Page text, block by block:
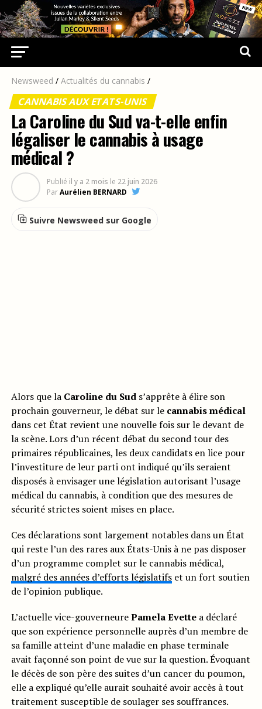
Newsweed / Actualités du cannabis /
CANNABIS AUX ETATS-UNIS
La Caroline du Sud va-t-elle enfin
légaliser le cannabis à usage
médical ?
Publié il y a 2 mois le 22 juin 2026
ParAurélien BERNARD
Suivre Newsweed sur Google
Alors que la Caroline du Suds’apprête à élire son
prochain gouverneur, le débat sur le cannabis médical
dans cet État revient une nouvelle fois sur le devant de
la scène. Lors d’un récent débat du second tour des
primaires républicaines, les deux candidats en lice pour
l’investiture de leur parti ont indiqué qu’ils seraient
disposés à envisager une législation autorisant l’usage
médical du cannabis, à condition que des mesures de
sécurité strictes soient mises en place.
Ces déclarations sont largement notables dans un État
qui reste l’un des rares aux États-Unis à ne pas disposer
d’un programme complet sur le cannabis médical,
malgré des années d’efforts législatifset un fort soutien
de l’opinion publique.
L’actuelle vice-gouverneurePamela Evettea déclaré
que son expérience personnelle auprès d’un membre de
sa famille atteint d’une maladie en phase terminale
avait façonné son point de vue sur la question. Évoquant
le décès de son père des suites d’un cancer du poumon,
elle a expliqué qu’elle aurait souhaité avoir accès à tout
traitement susceptible de soulager ses souffrances.